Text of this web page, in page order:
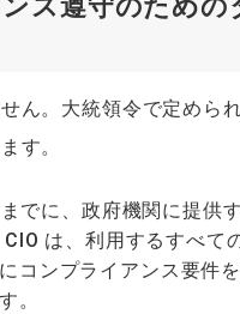
ス遵守のための
ん。大統領令で定めら
す。
でに、政府機関に提供
は、利用するすべて
コンプライアンス要件
。